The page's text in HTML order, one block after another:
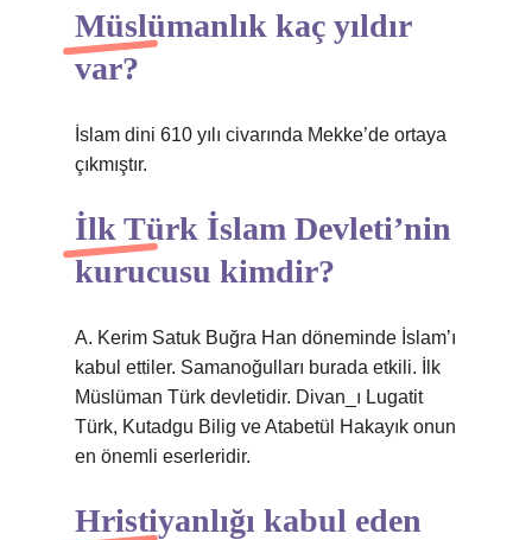
Müslümanlık kaç yıldır
var?
İslam dini 610 yılı civarında Mekke’de ortaya
çıkmıştır.
İlk Türk İslam Devleti’nin
kurucusu kimdir?
A. Kerim Satuk Buğra Han döneminde İslam’ı
kabul ettiler. Samanoğulları burada etkili. İlk
Müslüman Türk devletidir. Divan_ı Lugatit
Türk, Kutadgu Bilig ve Atabetül Hakayık onun
en önemli eserleridir.
Hristiyanlığı kabul eden